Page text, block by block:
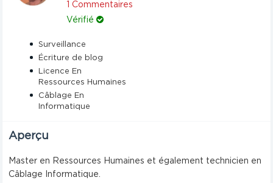
1 Commentaires
Vérifié
Surveillance
Écriture de blog
Licence En
Ressources Humaines
Câblage En
Informatique
Aperçu
Master en Ressources Humaines et également technicien en
Câblage Informatique.